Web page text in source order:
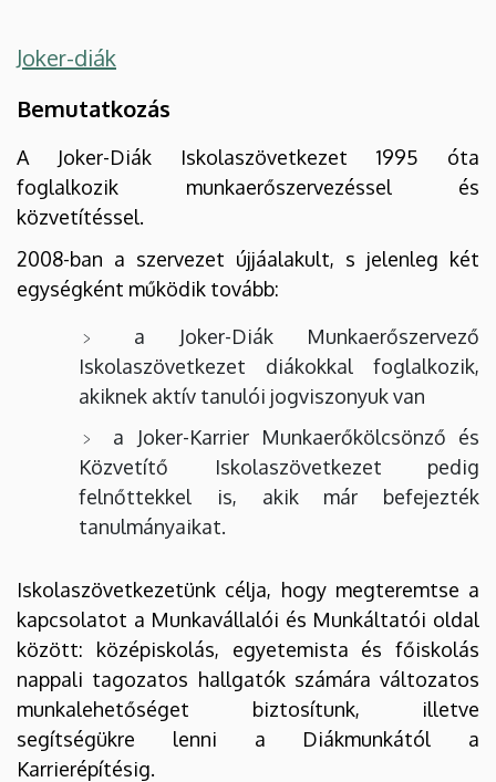
Joker-diák
Bemutatkozás
A Joker-Diák Iskolaszövetkezet 1995 óta
foglalkozik munkaerőszervezéssel és
közvetítéssel.
2008-ban a szervezet újjáalakult, s jelenleg két
egységként működik tovább:
a Joker-Diák Munkaerőszervező
Iskolaszövetkezet diákokkal foglalkozik,
akiknek aktív tanulói jogviszonyuk van
a Joker-Karrier Munkaerőkölcsönző és
Közvetítő Iskolaszövetkezet pedig
felnőttekkel is, akik már befejezték
tanulmányaikat.
Iskolaszövetkezetünk célja, hogy megteremtse a
kapcsolatot a Munkavállalói és Munkáltatói oldal
között: középiskolás, egyetemista és főiskolás
nappali tagozatos hallgatók számára változatos
munkalehetőséget biztosítunk, illetve
segítségükre lenni a Diákmunkától a
Karrierépítésig.